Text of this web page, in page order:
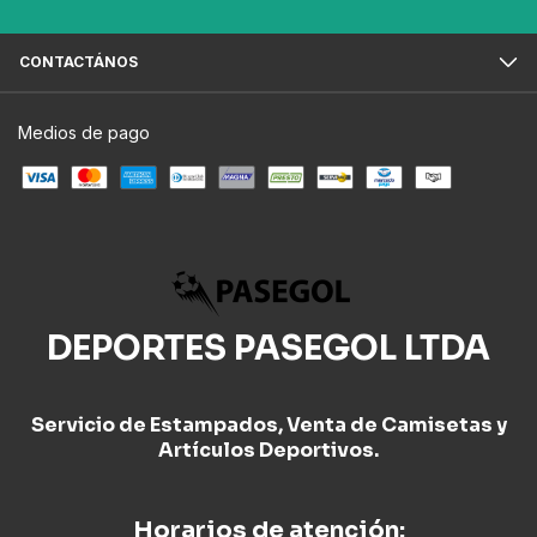
CONTACTÁNOS
Medios de pago
DEPORTES PASEGOL LTDA
Servicio de Estampados, Venta de Camisetas y
Artículos Deportivos.
Horarios de atención: